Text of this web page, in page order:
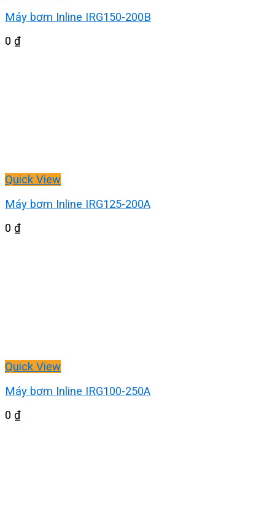
Máy bơm Inline IRG150-200B
0 ₫
Quick View
Máy bơm Inline IRG125-200A
0 ₫
Quick View
Máy bơm Inline IRG100-250A
0 ₫